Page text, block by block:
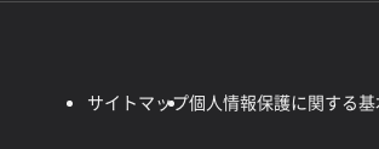
サイトマップ個人情報保護に関する